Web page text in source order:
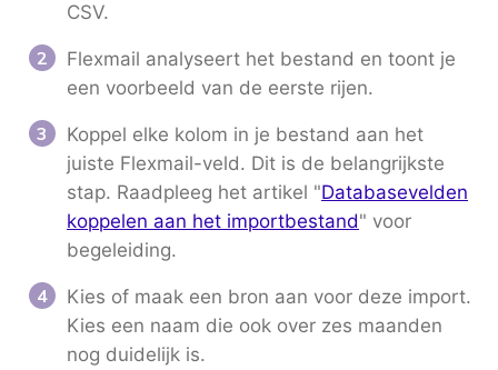
CSV.
Flexmail analyseert het bestand en toont je
een voorbeeld van de eerste rijen.
Koppel elke kolom in je bestand aan het
juiste Flexmail-veld. Dit is de belangrijkste
stap. Raadpleeg het artikel "Databasevelden
koppelen aan het importbestand" voor
begeleiding.
Kies of maak een bron aan voor deze import.
Kies een naam die ook over zes maanden
nog duidelijk is.